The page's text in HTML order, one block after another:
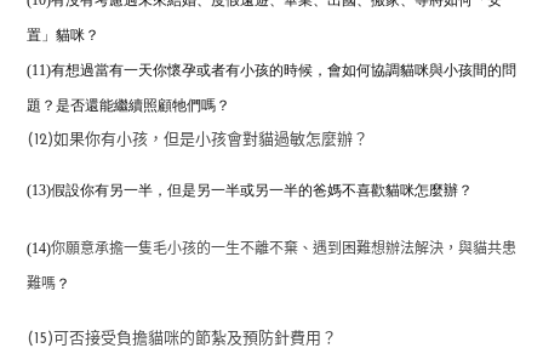
置」貓咪？
(11)有想過當有一天你懷孕或者有小孩的時候， 會如何協調貓咪與小孩間的問
題？是否還能繼續照顧牠們嗎？
(12)如果你有小孩，但是小孩會對貓過敏怎麼辦？
(13)假設你有另一半，但是另一半或另一半的爸媽不喜歡貓咪怎麼辦？
(14)你願意承擔一隻毛小孩的一生不離不棄、遇到困難想辦法解決，與貓共患
難嗎？
(15)可否接受負擔貓咪的節紮及預防針費用？